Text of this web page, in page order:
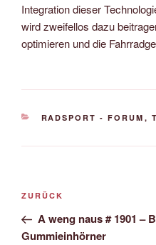
Integration dieser
wird zweifellos dazu
optimieren und die
KATEGORIEN
RADSPORT - FORUM ,
Beitrags-
Vorheriger
Beitrag
ZURÜCK
A weng naus # 1901 –
Gummieinhörner